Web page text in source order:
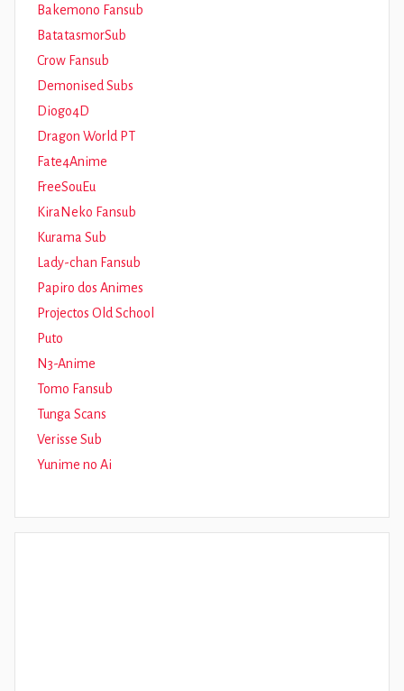
Bakemono Fansub
BatatasmorSub
Crow Fansub
Demonised Subs
Diogo4D
Dragon World PT
Fate4Anime
FreeSouEu
KiraNeko Fansub
Kurama Sub
Lady-chan Fansub
Papiro dos Animes
Projectos Old School
Puto
N3-Anime
Tomo Fansub
Tunga Scans
Verisse Sub
Yunime no Ai